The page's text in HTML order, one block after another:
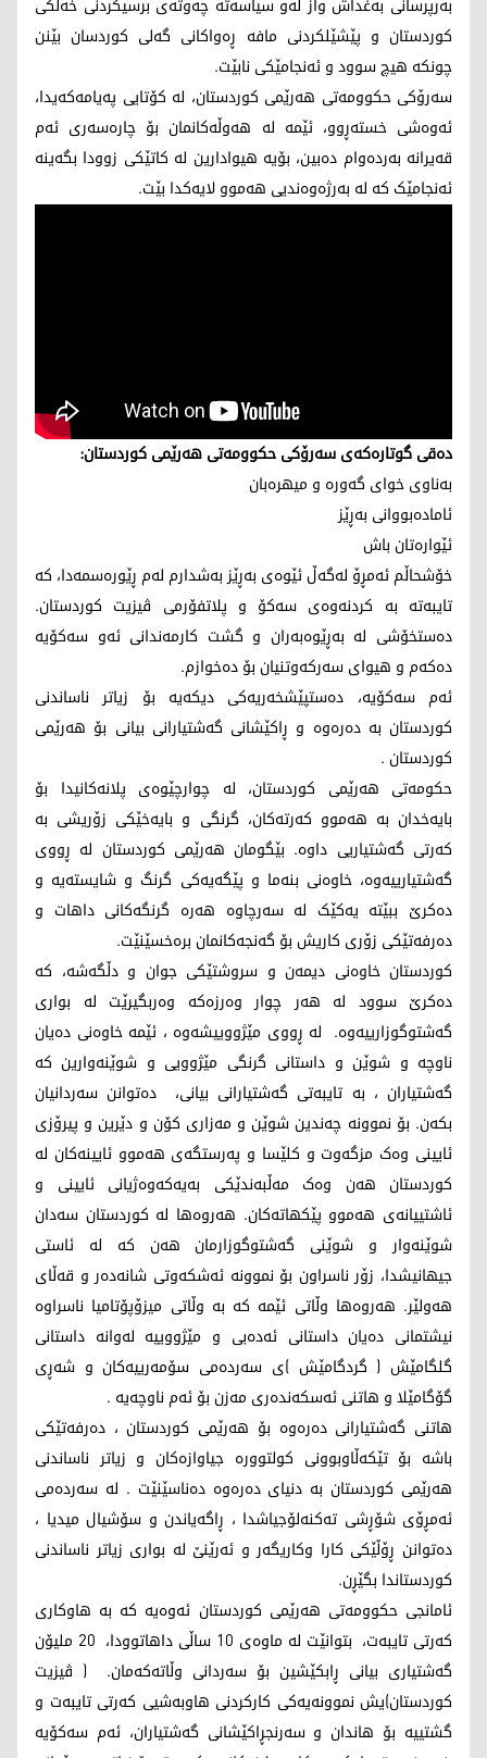
کوردستان و پێشێلکردنی مافە ڕەواکانی گەلی کوردسان بێنن
چونکە هیچ سوود و ئەنجامێکی نابێت.
سەرۆکی حکوومەتی هەرێمی کوردستان، لە کۆتایی پەیامەکەیدا،
ئەوەشی خستەڕوو، ئێمە لە هەوڵەکانمان بۆ چارەسەری ئەم
قەیرانە بەردەوام دەبین، بۆیە هیوادارین لە کاتێکی زوودا بگەینە
ئەنجامێک کە لە بەرژەوەندیی هەموو لایەکدا بێت.
دەقی گوتارەکەی سەرۆکی حکوومەتی هەرێمی کوردستان:
بەناوی خوای گەورە و میهرەبان
ئامادەبووانی بەڕێز
ئێوارەتان باش
خۆشحاڵم ئەمڕۆ لەگەڵ ئێوەی بەڕێز بەشدارم لەم ڕێورەسمەدا، کە
تایبەتە بە کردنەوەی سەکۆ و پلاتفۆرمی ڤیزیت کوردستان.
دەستخۆشی لە بەڕێوەبەران و گشت کارمەندانی ئەو سەکۆیە
دەکەم و هیوای سەرکەوتنیان بۆ دەخوازم.
ئەم سەکۆیە، دەستپێشخەریەکی دیکەیە بۆ زیاتر ناساندنی
کوردستان بە دەرەوە و ڕاکێشانی گەشتیارانی بیانی بۆ هەرێمی
کوردستان .
حکومەتی هەرێمی كوردستان، لە چوارچێوەی پلانەکانیدا بۆ
بایەخدان بە هەموو کەرتەکان، گرنگی و بایەخێکی زۆریشی بە
کەرتی گەشتیاریی داوە. بێگومان هەرێمی کوردستان لە ڕووی
گەشتیارییەوە، خاوەنی بنەما و پێگەیەکی گرنگ و شایستەیە و
دەکرێ ببێتە یەکێک لە سەرچاوە هەرە گرنگەکانی داهات و
دەرفەتێکی زۆری کاریش بۆ گەنجەکانمان برەخسێنێت.
کوردستان خاوەنی دیمەن و سروشتێکی جوان و دڵگەشە، کە
دەکرێ سوود لە هەر چوار وەرزەکە وەربگیرێت لە بواری
گەشتوگوزارییەوە. لە ڕووی مێژووییشەوە ، ئێمە خاوەنی دەیان
ناوچە و شوێن و داستانی گرنگی مێژوویی و شوێنەوارین کە
گەشتیاران ، بە تایبەتی گەشتیارانی بیانی، دەتوانن سەردانیان
بکەن. بۆ نموونە چەندین شوێن و مەزاری کۆن و دێرین و پیرۆزی
ئایینی وەک مزگەوت و کلێسا و پەرستگەی هەموو ئایینەکان لە
کوردستان هەن وەک مەڵبەندێکی بەیەکەوەژیانی ئایینی و
ئاشتییانەی هەموو پێکهاتەکان. هەروەها لە کوردستان سەدان
شوێنەوار و شوێنی گەشتوگوزارمان هەن کە لە ئاستی
جیهانیشدا، زۆر ناسراون بۆ نموونە ئەشکەوتی شانەدەر و قەڵای
هەولێر. هەروەها وڵاتی ئێمە کە بە وڵاتی میزۆپۆتامیا ناسراوە
نیشتمانی دەیان داستانی ئەدەبی و مێژووییە لەوانە داستانی
گلگامێش ( گردگامێش )ی سەردەمی سۆمەرییەکان و شەڕی
گۆگامێلا و هاتنی ئەسکەندەری مەزن بۆ ئەم ناوچەیە .
هاتنی گەشتیارانی دەرەوە بۆ هەرێمی کوردستان ، دەرفەتێکی
باشە بۆ تێکەڵاوبوونی کولتوورە جیاوازەکان و زیاتر ناساندنی
هەرێمی کوردستان بە دنیای دەرەوە دەناسێنێت . لە سەردەمی
ئەمڕۆی شۆڕشی تەکنەلۆجیاشدا ، ڕاگەیاندن و سۆشیال میدیا ،
دەتوانن ڕۆڵێکی کارا وکاریگەر و ئەرێنێ لە بواری زیاتر ناساندنی
کوردستاندا بگێڕن.
ئامانجی حکوومەتی هەرێمی کوردستان ئەوەیە کە بە هاوکاری
کەرتی تایبەت، بتوانێت لە ماوەی 10 ساڵی داهاتوودا، 20 ملیۆن
گەشتیاری بیانی ڕابکێشین بۆ سەردانی وڵاتەکەمان. ( ڤیزیت
کوردستان)یش نموونەیەکی کارکردنی هاوبەشیی کەرتی تایبەت و
گشتییە بۆ هاندان و سەرنجڕاکێشانی گەشتیاران، ئەم سەکۆیە